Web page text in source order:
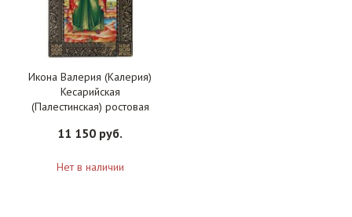
Икона Валерия (Калерия)
Кесарийская
(Палестинская) ростовая
11 150 руб.
Нет в наличии